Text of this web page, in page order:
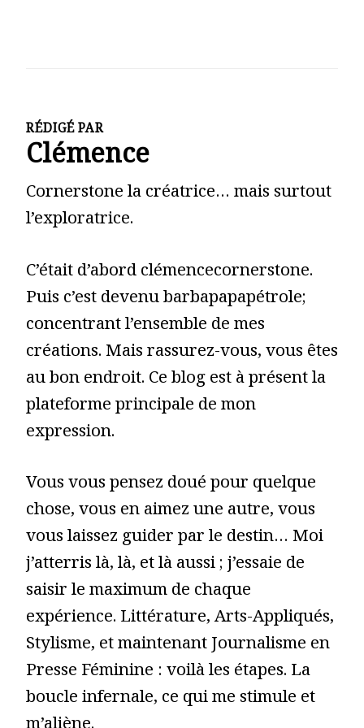
RÉDIGÉ PAR
Clémence
Cornerstone la créatrice… mais surtout
l’exploratrice.
C’était d’abord clémencecornerstone.
Puis c’est devenu barbapapapétrole;
concentrant l’ensemble de mes
créations. Mais rassurez-vous, vous êtes
au bon endroit. Ce blog est à présent la
plateforme principale de mon
expression.
Vous vous pensez doué pour quelque
chose, vous en aimez une autre, vous
vous laissez guider par le destin… Moi
j’atterris là, là, et là aussi ; j’essaie de
saisir le maximum de chaque
expérience. Littérature, Arts-Appliqués,
Stylisme, et maintenant Journalisme en
Presse Féminine : voilà les étapes. La
boucle infernale, ce qui me stimule et